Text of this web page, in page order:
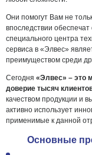
Они помогут Вам не
впоследствии
специального центра
сервиса в «Элвес»
преимуществом среди
Сегодня «Элвес» – это
доверие тысяч
качеством продукции и
активно использует
применимые к данной
Основные